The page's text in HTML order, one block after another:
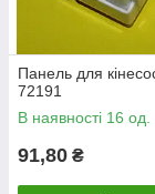
Панель для
72191
В наявності 16 од.
91,80 ₴